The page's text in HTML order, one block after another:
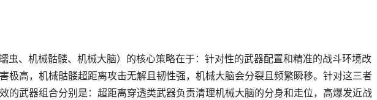
虫、机械骷髅、机械大脑）的核心策略在于：针对性的武器配置和精准的战斗环境改
极高，机械骷髅超距离攻击无解且韧性强，机械大脑会分裂且频繁瞬移。针对这三者
的武器组合分别是：超距离穿透类武器负责清理机械大脑的分身和走位，高爆发近战